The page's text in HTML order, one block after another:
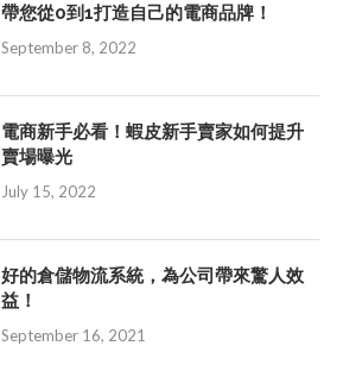
帶您從0到1打造自己的電商品牌！
September 8, 2022
電商新手必看！蝦皮新手賣家如何提升
賣場曝光
July 15, 2022
好的倉儲物流系統，為公司帶來驚人效
益！
September 16, 2021